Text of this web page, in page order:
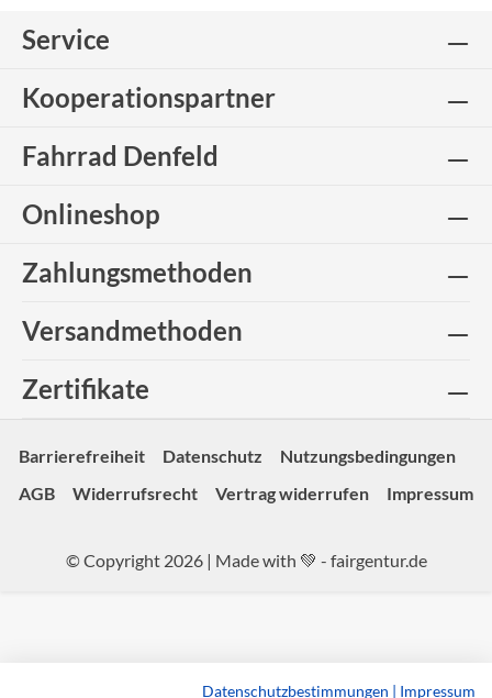
Service
Kooperationspartner
Fahrrad Denfeld
Onlineshop
Zahlungsmethoden
Versandmethoden
Zertifikate
Barrierefreiheit Datenschutz
Nutzungsbedingungen
AGB
Widerrufsrecht Vertrag widerrufen Impressum
© Copyright 2026 | Made with 💚 - fairgentur.de
Datenschutzbestimmungen | Impressum